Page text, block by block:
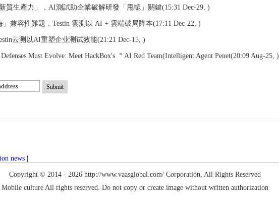
質生產力」，AI測試助企業破解研發「甩轆」關鍵(15:31 Dec-29, )
兼容性難題，Testin 雲測以 AI + 雲端破局降本(17:11 Dec-22, )
云测以AI重塑企业测试效能(21:21 Dec-15, )
Must Evolve: Meet HackBox's ＂AI Red Team(Intelligent Agent Penet(20:09 Aug-25, )
Submit
news
Copyright © 2014 - 2026 http://www.vaasglobal.com/ Corporation, All Rights Reserved
Mobile cultureAll rights reserved. Do not copy or create image without written authorization